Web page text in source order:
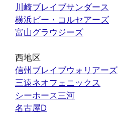
川崎ブレイブサンダース
横浜ビー・コルセアーズ
富山グラウジーズ
西地区
信州ブレイブウォリアーズ
三遠ネオフェニックス
シーホース三河
名古屋D